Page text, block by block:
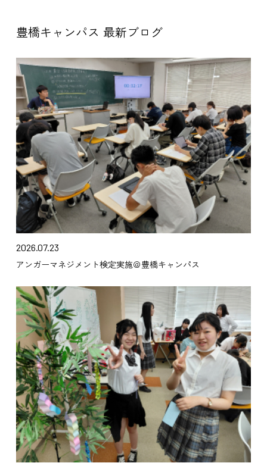
豊橋キャンパス 最新ブログ
2026.07.23
アンガーマネジメント検定実施＠豊橋キャンパス